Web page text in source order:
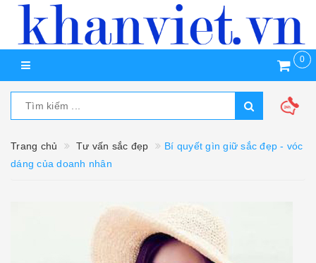
0
Trang chủ Tư vấn sắc đẹp
Bí quyết gìn giữ sắc đẹp - vóc
dáng của doanh nhân